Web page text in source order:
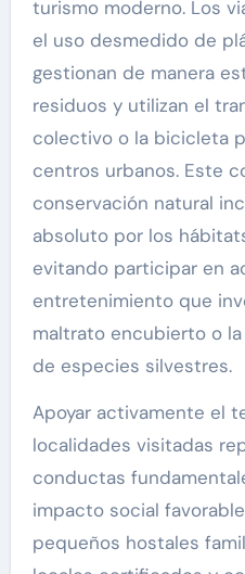
turismo moderno. Los
el uso desmedido de
gestionan de manera
residuos y utilizan el
colectivo o la bicicleta
centros urbanos. Este
conservación natural
absoluto por los
evitando participar en
entretenimiento que
maltrato encubierto o
de especies silvestres.
Apoyar activamente el
localidades visitadas
conductas
impacto social
pequeños hostales